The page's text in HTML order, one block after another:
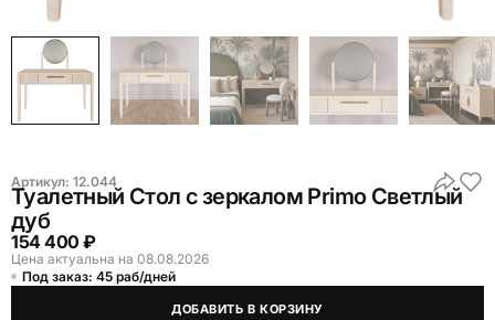
Артикул: 12.044
Туалетный Стол с зеркалом Primo Светлый
дуб
154 400 ₽
Цена актуальна на 08.08.2026
Под заказ: 45 раб/дней
ДОБАВИТЬ В КОРЗИНУ